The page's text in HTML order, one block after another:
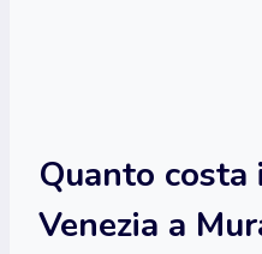
Quanto
Venezia a